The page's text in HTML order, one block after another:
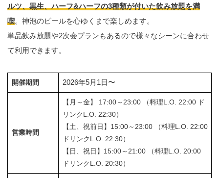
ルツ、黒生、ハーフ&ハーフの3種類が付いた飲み放題を満
喫。神泡のビールを心ゆくまで楽しめます。
単品飲み放題や2次会プランもあるので様々なシーンに合わせ
て利用できます。
開催期間 2026年5月1日〜
営業時間
【月～金】 17:00～23:00 （料理L.O. 22:00 ド
リンクL.O. 22:30）
【土、祝前日】15:00～23:00 （料理L.O. 22:00
ドリンクL.O. 22:30）
【日、祝日】15:00～21:00 （料理L.O. 20:00
ドリンクL.O. 20:30）